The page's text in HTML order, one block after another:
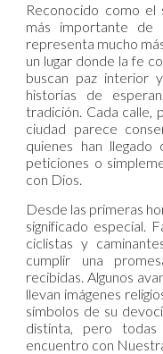
Reconocido como el
más importante de
representa mucho
un lugar donde la fe
buscan paz interior
historias de
tradición. Cada calle,
ciudad parece
quienes han
peticiones o
con Dios.
Desde las primeras
significado especial.
ciclistas y
cumplir una
recibidas. Algunos
llevan imágenes
símbolos de su
distinta, pero
encuentro con